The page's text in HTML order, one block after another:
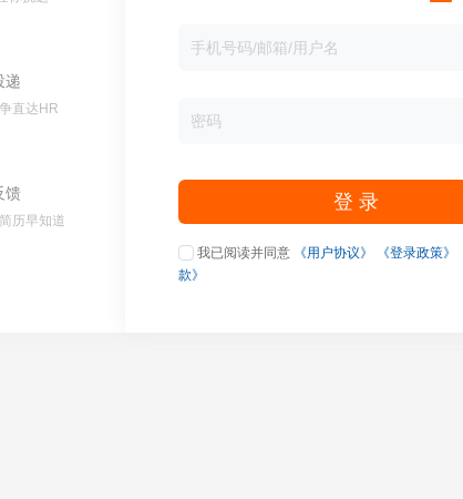
递
直达HR
馈
历早知道
登 录
我已阅读并同意 《用户协议》 《登录政策》
款》